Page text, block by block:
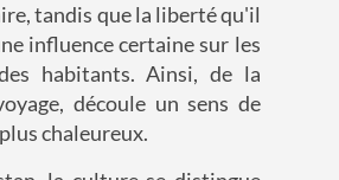
tandis que la liberté qu'il
influence certaine sur les
habitants. Ainsi, de la
découle un sens de
chaleureux.